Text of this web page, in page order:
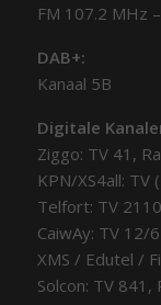
FM 107.2 MHz
DAB+:
Kanaal 5B
Digitale
Ziggo: TV 41,
KPN/XS4all: TV
Telfort: TV
CaiwAy: TV 12/
XMS / Edutel /
Solcon: TV 841,